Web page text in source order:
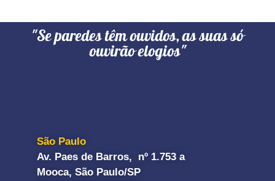
"Se paredes têm ouvidos, as suas só
ouvirão elogios"
São Paulo
Av. Paes de Barros, nº 1.753 a
Mooca, São Paulo/SP